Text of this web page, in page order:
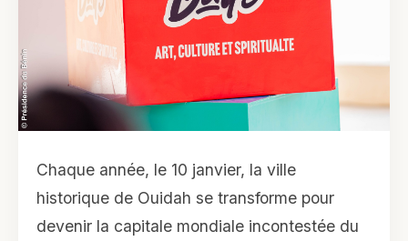
Chaque année, le 10 janvier, la ville
historique de Ouidah se transforme pour
devenir la capitale mondiale incontestée du